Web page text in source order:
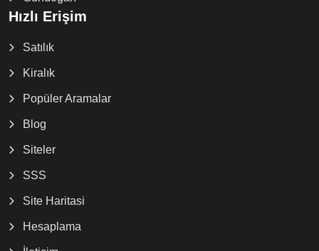
Hızlı Erişim
Satılık
Kiralık
Popüler Aramalar
Blog
Siteler
SSS
Site Haritasi
Hesaplama